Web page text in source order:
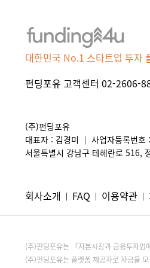
대한민국 No.1 스타트업 투자
펀딩포유 고객센터 02-2606-
(주)펀딩포유
대표자 : 김경미
| 사업자등록번
서울특별시 강남구 테헤란로 516,
회사소개 | FAQ | 이용약관 |
(주)펀딩포유는 「자본시장과 금융투자
(주)펀딩포유는 플랫폼 제공자로 자금을